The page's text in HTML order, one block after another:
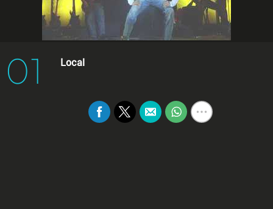
01 Local